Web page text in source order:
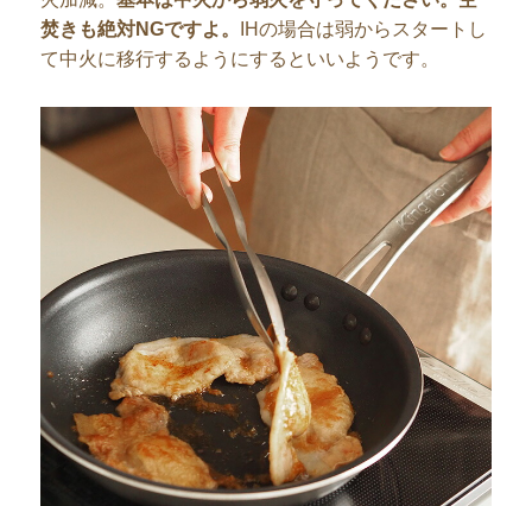
焚きも絶対NGですよ。
IHの場合は弱からスタートし
て中火に移行するようにするといいようです。